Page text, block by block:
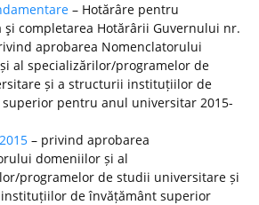
– Hotărâre pentru
şi completarea Hotărârii Guvernului nr.
aprobarea Nomenclatorului
al specializărilor/programelor de
și a structurii instituțiilor de
pentru anul universitar 2015-
– privind aprobarea
domeniilor și al
programelor de studii universitare și
de învățământ superior